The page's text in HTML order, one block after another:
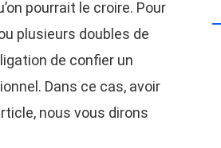
pourrait le croire. Pour
plusieurs doubles de
de confier un
Dans ce cas, avoir
nous vous dirons